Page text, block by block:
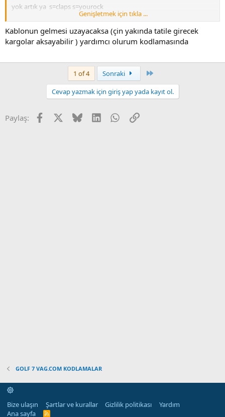
yok artık ya s=claps s=yourock
hocam kesinlikle şu kabloyu daha bi sabırsızlıkla bekleyecem
s=friendship
Genişletmek için tıkla ...
Kablonun gelmesi uzayacaksa (çin yakında tatile girecek
kargolar aksayabilir ) yardımcı olurum kodlamasında
1 of 4 Sonraki
Cevap yazmak için giriş yap yada kayıt ol.
Paylaş: Facebook BlueskyLinkedInWhatsApp
Link
GOLF 7 VAG.COM KODLAMALAR
Bize ulaşın Şartlar ve kurallar Gizlilik politikası
Yardım
Ana sayfa
R